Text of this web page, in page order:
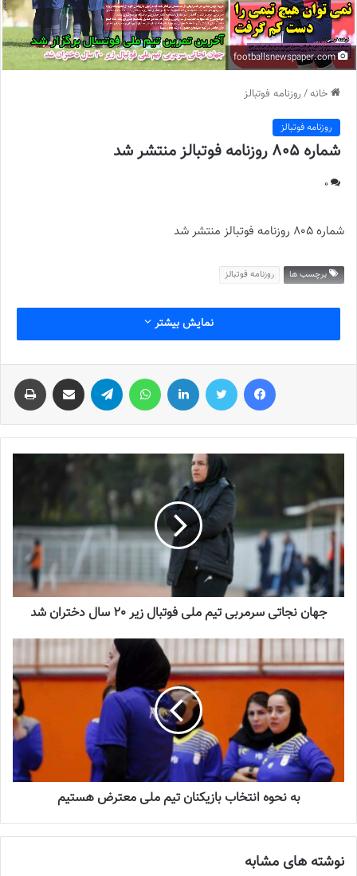
footballsnewspaper.com
خانه/روزنامه فوتبالز
روزنامه فوتبالز
شماره 805 روزنامه فوتبالز منتشر شد
0
شماره 805 روزنامه فوتبالز منتشر شد
برچسب ها روزنامه فوتبالز
نمایش بیشتر
جهان نجاتی سرمربی تیم ملی فوتبال زیر 20 سال دختران شد
به نحوه انتخاب بازیکنان تیم ملی معترض هستیم
نوشته های مشابه